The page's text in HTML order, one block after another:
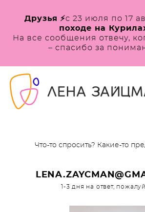
Друзья ⚡️с 23 июля по 17
походе на
На все сообщения отвечу,
– спасибо за
Что-то спросить? Какие-то
1-3 дня на ответ,